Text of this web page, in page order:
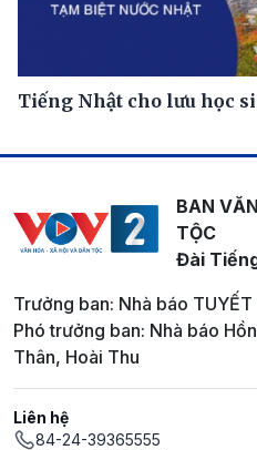
Tiếng Nhật cho lưu học
BAN
TỘC
Đài
Trưởng ban: Nhà báo TUYẾT
Phó trưởng ban: Nhà báo
Thân, Hoài Thu
Liên hệ
84-24-39365555